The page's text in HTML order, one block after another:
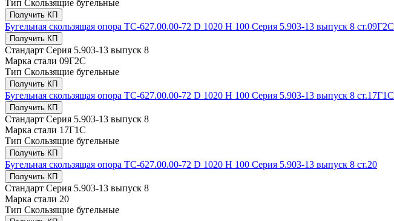
Тип Скользящие бугельные
Получить КП
Бугельная скользящая опора ТС-627.00.00-72 D 1020 Н 100 Серия 5.903-13 выпуск 8 ст.09Г2С
Получить КП
Стандарт Серия 5.903-13 выпуск 8
Марка стали 09Г2С
Тип Скользящие бугельные
Получить КП
Бугельная скользящая опора ТС-627.00.00-72 D 1020 Н 100 Серия 5.903-13 выпуск 8 ст.17Г1С
Получить КП
Стандарт Серия 5.903-13 выпуск 8
Марка стали 17Г1С
Тип Скользящие бугельные
Получить КП
Бугельная скользящая опора ТС-627.00.00-72 D 1020 Н 100 Серия 5.903-13 выпуск 8 ст.20
Получить КП
Стандарт Серия 5.903-13 выпуск 8
Марка стали 20
Тип Скользящие бугельные